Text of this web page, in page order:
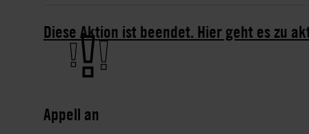
Diese Aktion ist beendet. Hier geht es zu
Appell an